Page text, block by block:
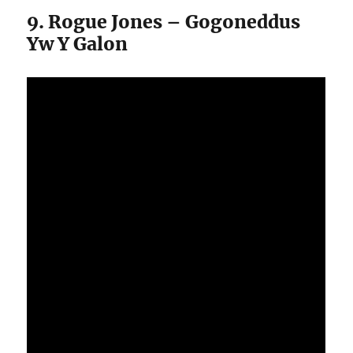
9. Rogue Jones – Gogoneddus
Yw Y Galon